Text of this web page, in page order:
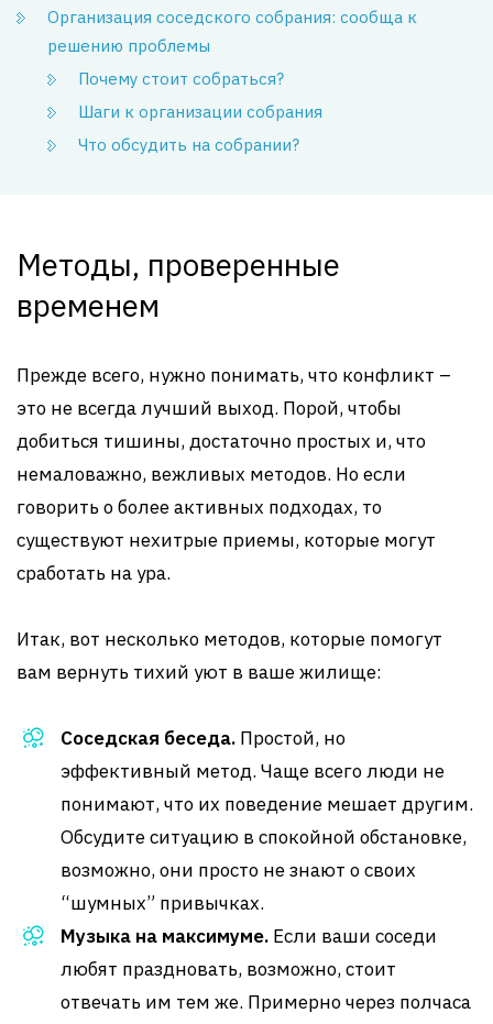
Организация соседского собрания: сообща к
решению проблемы
Почему стоит собраться?
Шаги к организации собрания
Что обсудить на собрании?
Методы, проверенные
временем
Прежде всего, нужно понимать, что конфликт –
это не всегда лучший выход. Порой, чтобы
добиться тишины, достаточно простых и, что
немаловажно, вежливых методов. Но если
говорить о более активных подходах, то
существуют нехитрые приемы, которые могут
сработать на ура.
Итак, вот несколько методов, которые помогут
вам вернуть тихий уют в ваше жилище:
Соседская беседа. Простой, но
эффективный метод. Чаще всего люди не
понимают, что их поведение мешает другим.
Обсудите ситуацию в спокойной обстановке,
возможно, они просто не знают о своих
“шумных” привычках.
Музыка на максимуме. Если ваши соседи
любят праздновать, возможно, стоит
отвечать им тем же. Примерно через полчаса